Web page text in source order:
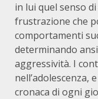
in lui quel senso
frustrazione che
comportamenti
determinando
aggressività. I
nell’adolescenza,
cronaca di ogni